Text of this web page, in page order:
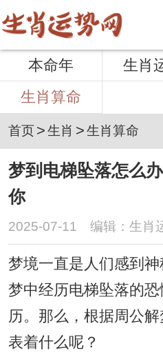
本命年 生肖
生肖算命
首页>生肖 >生肖算命
梦到电梯坠落怎么
你
2025-07-11 编辑：生肖
梦境一直是人们感到
梦中经历电梯坠落的
历。那么，根据周公
表着什么呢？